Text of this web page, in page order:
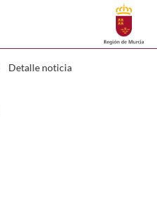
noticia Buscar
Detalle noticia